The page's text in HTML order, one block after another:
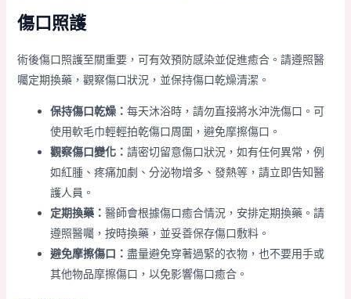
傷口照護
術後傷口照護至關重要，可有效預防感染並促進癒合。請遵照醫
囑定期換藥，觀察傷口狀況，並保持傷口乾燥清潔。
保持傷口乾燥： 每天沐浴時，請勿直接將水沖洗傷口。可
使用軟毛巾輕輕拍乾傷口周圍，避免摩擦傷口。
觀察傷口變化： 請密切留意傷口狀況，如有任何異常，例
如紅腫、疼痛加劇、分泌物增多、發熱等，請立即告知醫
護人員。
定期換藥： 醫師會根據傷口癒合情況，安排定期換藥。請
遵照醫囑，按時換藥，並妥善保存傷口敷料。
避免摩擦傷口： 盡量避免穿著過緊的衣物，也不要用手或
其他物品摩擦傷口，以免影響傷口癒合。